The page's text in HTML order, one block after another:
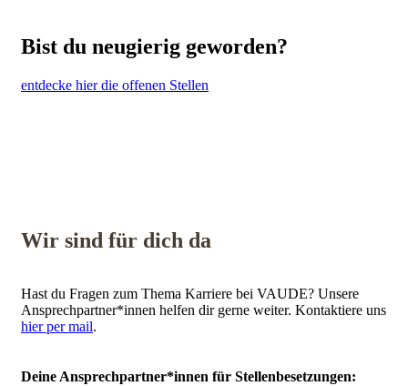
Bist du neugierig geworden?
entdecke hier die offenen Stellen
Wir sind für dich da
Hast du Fragen zum Thema Karriere bei VAUDE? Unsere
Ansprechpartner*innen helfen dir gerne weiter. Kontaktiere uns
hier per mail.
Deine Ansprechpartner*innen für Stellenbesetzungen: